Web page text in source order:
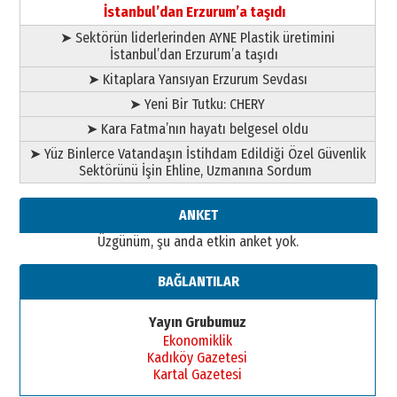
02 Ağustos 2026 Pazar
İstanbul’dan Erzurum’a taşıdı
➤ Sektörün liderlerinden AYNE Plastik üretimini
İstanbul’dan Erzurum’a taşıdı
➤ Kitaplara Yansıyan Erzurum Sevdası
➤ Yeni Bir Tutku: CHERY
➤ Kara Fatma’nın hayatı belgesel oldu
➤ Yüz Binlerce Vatandaşın İstihdam Edildiği Özel Güvenlik
Sektörünü İşin Ehline, Uzmanına Sordum
ANKET
Üzgünüm, şu anda etkin anket yok.
BAĞLANTILAR
Yayın Grubumuz
Ekonomiklik
Kadıköy Gazetesi
Kartal Gazetesi